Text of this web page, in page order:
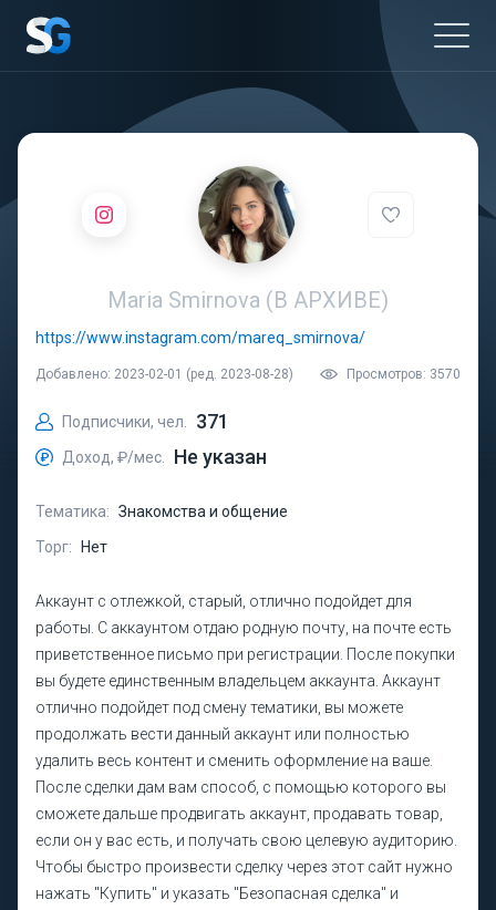
Maria Smirnova (В АРХИВЕ)
https://www.instagram.com/mareq_smirnova/
Добавлено: 2023-02-01 (ред. 2023-08-28) Просмотров: 3570
Подписчики, чел. 371
Доход, ₽/мес. Не указан
Тематика: Знакомства и общение
Торг:
Нет
Аккаунт с отлежкой, старый, отлично подойдет для
работы. С аккаунтом отдаю родную почту, на почте есть
приветственное письмо при регистрации. После покупки
вы будете единственным владельцем аккаунта. Аккаунт
отлично подойдет под смену тематики, вы можете
продолжать вести данный аккаунт или полностью
удалить весь контент и сменить оформление на ваше.
После сделки дам вам способ, с помощью которого вы
сможете дальше продвигать аккаунт, продавать товар,
если он у вас есть, и получать свою целевую аудиторию.
Чтобы быстро произвести сделку через этот сайт нужно
нажать "Купить" и указать "Безопасная сделка" и